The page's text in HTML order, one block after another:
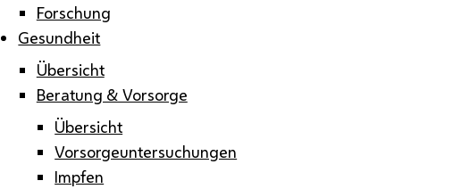
Forschung
Gesundheit
Übersicht
Beratung & Vorsorge
Übersicht
Vorsorgeuntersuchungen
Impfen